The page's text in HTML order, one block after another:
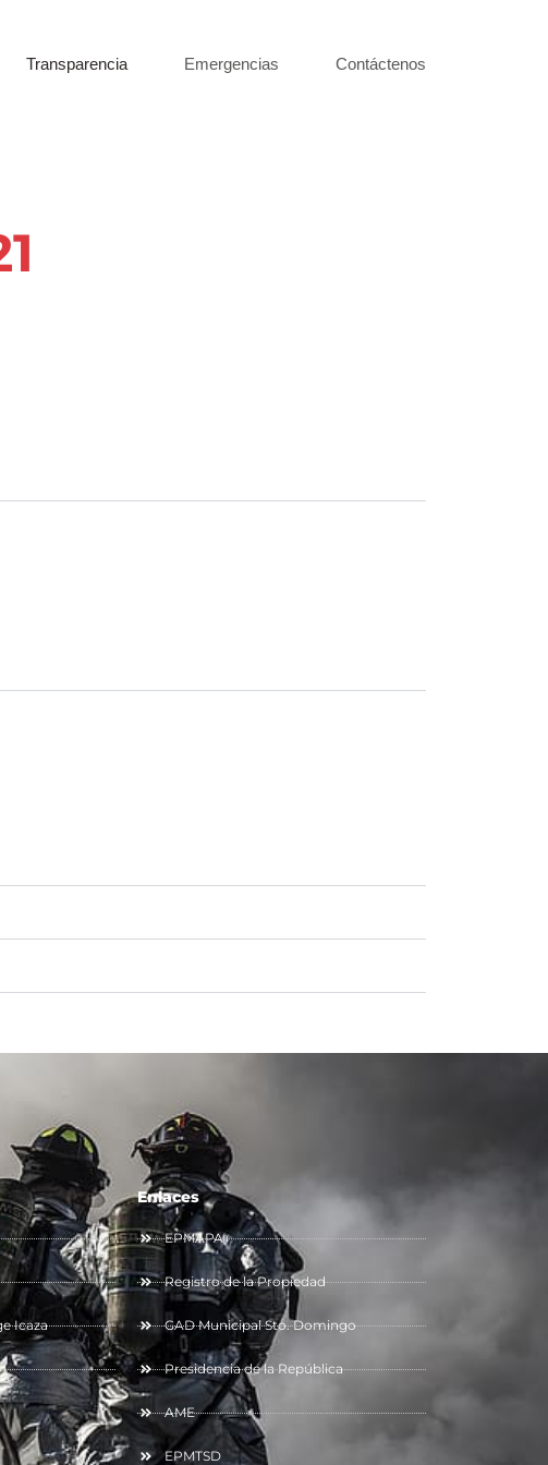
Transparencia Emergencias Contáctenos
Icaza
Enlaces
EPMAPA
Registro de la Propiedad
GAD Municipal Sto. Domingo
Presidencia de la República
AME
EPMTSD